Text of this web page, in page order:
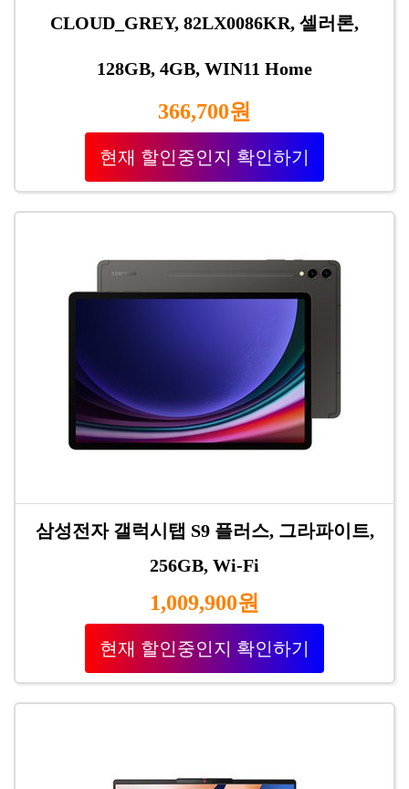
CLOUD_GREY, 82LX0086KR, 셀러론,
128GB, 4GB, WIN11 Home
366,700원
현재 할인중인지 확인하기
삼성전자 갤럭시탭 S9 플러스, 그라파이트,
256GB, Wi-Fi
1,009,900원
현재 할인중인지 확인하기